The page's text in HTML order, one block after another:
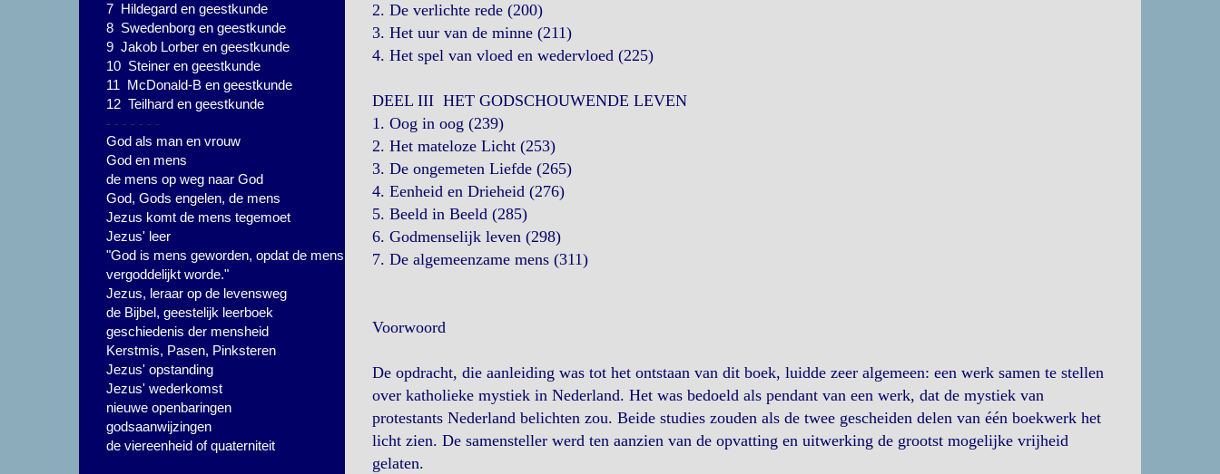
7 Hildegard en geestkunde
8 Swedenborg en geestkunde
9 Jakob Lorber en geestkunde
10 Steiner en geestkunde
11 McDonald-B en geestkunde
12 Teilhard en geestkunde
- - - - - - -
God als man en vrouw
God en mens
de mens op weg naar God
God, Gods engelen, de mens
Jezus komt de mens tegemoet
Jezus' leer
"God is mens geworden, opdat de mens
vergoddelijkt worde."
Jezus, leraar op de levensweg
de Bijbel, geestelijk leerboek
geschiedenis der mensheid
Kerstmis, Pasen, Pinksteren
Jezus' opstanding
Jezus' wederkomst
nieuwe openbaringen
godsaanwijzingen
de viereenheid of quaterniteit
2. De verlichte rede (200)
3. Het uur van de minne (211)
4. Het spel van vloed en wedervloed (225)
DEEL III HET GODSCHOUWENDE LEVEN
1. Oog in oog (239)
2. Het mateloze Licht (253)
3. De ongemeten Liefde (265)
4. Eenheid en Drieheid (276)
5. Beeld in Beeld (285)
6. Godmenselijk leven (298)
7. De algemeenzame mens (311)
Voorwoord
De opdracht, die aanleiding was tot het ontstaan van dit boek, luidde zeer algemeen: een werk samen te stellen
over katholieke mystiek in Nederland. Het was bedoeld als pendant van een werk, dat de mystiek van
protestants Nederland belichten zou. Beide studies zouden als de twee gescheiden delen van één boekwerk het
licht zien. De samensteller werd ten aanzien van de opvatting en uitwerking de grootst mogelijke vrijheid
gelaten.